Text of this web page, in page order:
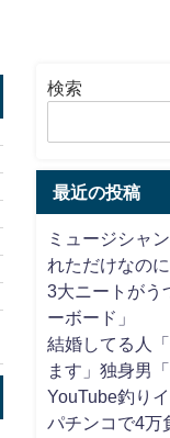
検索
最近の投稿
ミュージシャ
れただけなの
3大ニートがう
ーボード」
結婚してる人
ます」独身男
YouTube釣り
パチンコで4万